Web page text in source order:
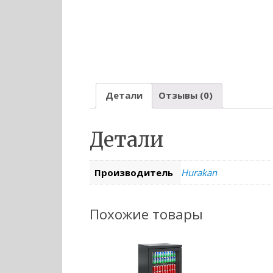
Детали Отзывы (0)
Детали
Производитель Hurakan
Похожие товары